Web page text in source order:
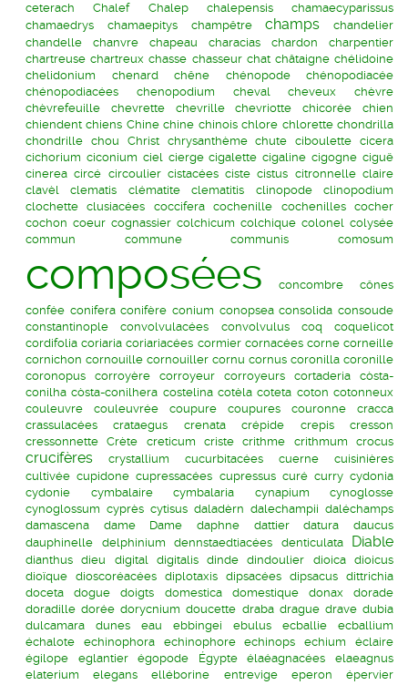
ceterach
Chalef Chalep chalepensis
chamaecyparissus
chamaedrys
chamaepitys champêtre champs
chandelier
chandelle
chanvre chapeau characias chardon
charpentier
chartreuse chartreux chasse chasseur chat châtaigne chélidoine
chelidonium
chenard chêne chénopode
chénopodiacée
chénopodiacées
chenopodium cheval cheveux
chèvre
chèvrefeuille
chevrette chevrille chevriotte chicorée
chien
chiendent chiens Chine chine chinois chlore chlorette chondrilla
chondrille chou Christ chrysanthème chute ciboulette
cicera
cichorium ciconium ciel cierge cigalette cigaline cigogne ciguë
cinerea circé circoulier cistacées ciste cistus citronnelle claire
clavèl
clematis clématite clematitis clinopode
clinopodium
clochette
clusiacées coccifera cochenille cochenilles
cocher
cochon coeur cognassier colchicum colchique colonel colysée
commun
commune communis comosum
composées concombre
cônes
confée conifera conifère conium conopsea consolida consoude
constantinople
convolvulacées convolvulus coq
coquelicot
cordifolia coriaria coriariacées cormier cornacées corne corneille
cornichon cornouille cornouiller cornu cornus coronilla coronille
coronopus
corroyère corroyeur corroyeurs cortaderia
còsta-
conilha còsta-conilhera costelina cotèla coteta coton cotonneux
couleuvre
couleuvrée coupure coupures couronne
cracca
crassulacées
crataegus crenata crépide crepis
cresson
cressonnette
Crète creticum criste crithme crithmum crocus
crucifères crystallium cucurbitacées cuerne
cuisinières
cultivée cupidone cupressacées cupressus curé curry cydonia
cydonie
cymbalaire cymbalaria cynapium
cynoglosse
cynoglossum cyprès cytisus daladèrn dalechampii daléchamps
damascena
dame Dame daphne dattier datura
daucus
dauphinelle
delphinium dennstaedtiacées denticulata Diable
dianthus dieu digital digitalis dinde dindoulier dioica
dioicus
dioïque dioscoréacées diplotaxis dipsacées dipsacus dittrichia
doceta
dogue doigts domestica domestique donax
dorade
doradille dorée dorycnium doucette draba drague drave dubia
dulcamara
dunes eau ebbingei ebulus ecballie
ecballium
échalote
echinophora echinophore echinops echium
éclaire
égilope
eglantier égopode Égypte élaéagnacées
elaeagnus
elaterium
elegans elléborine entrevige eperon épervier